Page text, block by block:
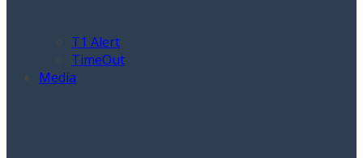
T1 Alert
TimeOut
Media